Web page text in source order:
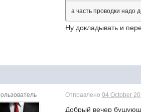
а часть проводки надо
Ну докладывать и
Отправлено04 October
Добрый вечер